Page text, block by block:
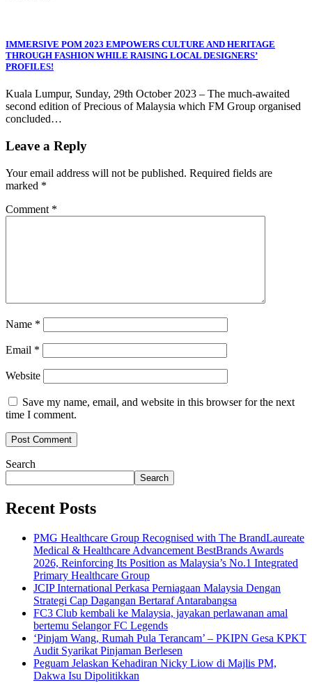
IMMERSIVE POM 2023 EMPOWERS CULTURE AND HERITAGE
THROUGH FASHION WHILE RAISING LOCAL DESIGNERS’
PROFILES!
Kuala Lumpur, Sunday, 29th October 2023 – The much-awaited
second edition of Precious of Malaysia which FM Group organised
concluded…
Leave a Reply
Your email address will not be published. Required fields are
marked *
Comment *
Name *
Email *
Website
Save my name, email, and website in this browser for the next
time I comment.
Search
Search
Recent Posts
PMG Healthcare Group Recognised with The BrandLaureate
Medical & Healthcare Advancement BestBrands Awards
2026, Reinforcing Its Position as Malaysia’s No.1 Integrated
Primary Healthcare Group
JCIP International Perkasa Perniagaan Malaysia Dengan
Strategi Cap Dagangan Bertaraf Antarabangsa
FC3 Club kembali ke Malaysia, jayakan perlawanan amal
bertemu Selangor FC Legends
‘Pinjam Wang, Rumah Pula Terancam’ – PKIPN Gesa KPKT
Audit Syarikat Pinjaman Berlesen
Peguam Jelaskan Kehadiran Nicky Liow di Majlis PM,
Dakwa Isu Dipolitikkan